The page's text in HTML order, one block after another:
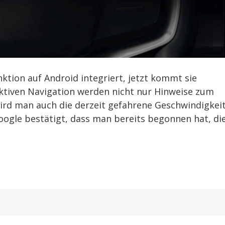
auf Android integriert, jetzt kommt sie
Navigation werden nicht nur Hinweise zum
man auch die derzeit gefahrene Geschwindigkeit
bestätigt, dass man bereits begonnen hat,